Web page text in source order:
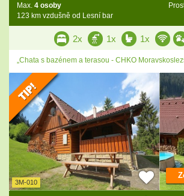
Max. 4 osoby
123 km vzdušně od Lesní bar
2x 1x 1x
„Chata s bazénem a terasou - CHKO
3M-010